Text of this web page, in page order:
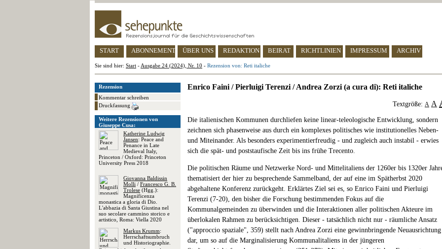
START ABONNEMENT ÜBER UNS REDAKTION BEIRAT RICHTLINIEN IMPRESSUM ARCHIV
Sie sind hier: Start - Ausgabe 24 (2024), Nr. 10 - Rezension von: Reti italiche
Rezension
Kommentar schreiben
Druckfassung
Weitere Rezensionen von
Giuseppe Cusa:
Katherine Ludwig
Jansen: Peace and
Penance in Late
Medieval Italy,
Princeton / Oxford: Princeton
University Press 2018
Giovanna Baldissin
Molli / Francesco G. B.
Trolese (Hgg.):
Magnificenza
monastica a gloria di Dio.
L'abbazia di Santa Giustina nel
suo secolare cammino storico e
artistico, Roma: Viella 2020
Markus Krumm:
Herrschaftsumbruch
und Historiographie.
Enrico Faini / Pierluigi Terenzi / Andrea Zorzi (a cura di): Reti italiche
Textgröße: A A
Die italienischen Kommunen durchliefen keine linear-teleologische Entwicklung, sondern
zeichnen sich phasenweise aus durch ein komplexes politisches wie institutionelles Neben-
und Miteinander. Als besonders experimentierfreudig - und zugleich auch instabil - erwies
sich die spät- und poststaufische Zeit bis ins frühe Trecento.
Die politischen Räume und Netzwerke Nord- und Mittelitaliens der 1260er bis 1320er
thematisiert der hier zu besprechende Sammelband, der auf eine im Spätherbst 2020
abgehaltene Konferenz zurückgeht. Erklärtes Ziel sei es, so Enrico Faini und Pierluigi
Terenzi (7-20), den bisher die Forschung bestimmenden Fokus auf die
Kommunalgemeinden zu überwinden und die Interaktionen aller politischen Akteure im
überlokalen Rahmen zu berücksichtigen. Dieser - tatsächlich nicht nur - räumliche Ansatz
("approccio spaziale", 359) stellt nach Andrea Zorzi eine gewinnbringende Neuausrichtung
dar, um so auf die Marginalisierung Kommunalitaliens in der jüngeren